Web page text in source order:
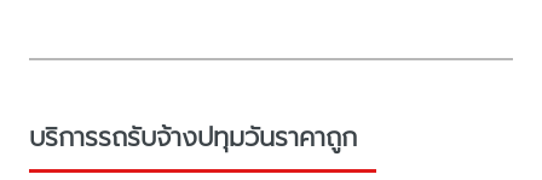
บริการรถรับจ้างปทุมวันราคาถูก